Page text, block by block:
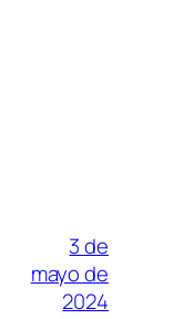
3 de
mayo de
2024